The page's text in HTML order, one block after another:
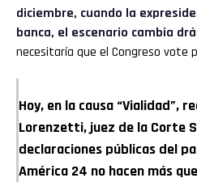
diciembre, cuando la
banca, el escenario cambia
necesitaría que el Congreso vote
Hoy, en la causa “Vialidad”,
Lorenzetti, juez de la Corte
declaraciones públicas del
América 24 no hacen más